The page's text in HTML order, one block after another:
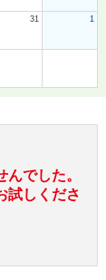
31 1
でした。
試しくださ